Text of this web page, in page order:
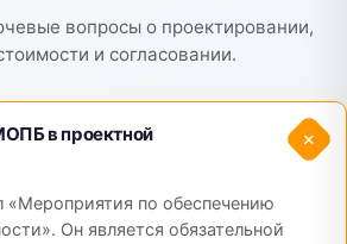
вопросы о проектировании,
и согласовании.
в проектной
+
по обеспечению
Он является обязательной